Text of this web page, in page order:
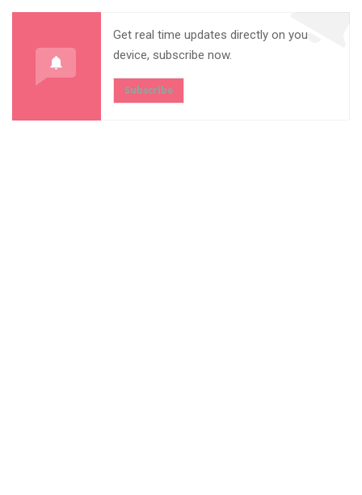
Get real time updates directly on you
device, subscribe now.
Subscribe